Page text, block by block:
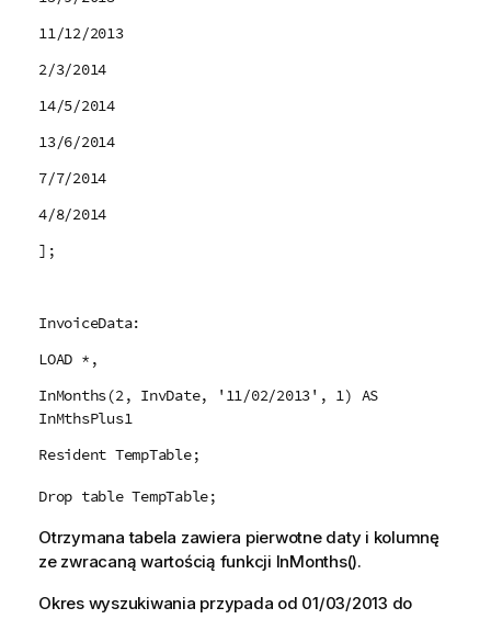
11/12/2013
2/3/2014
14/5/2014
13/6/2014
7/7/2014
4/8/2014
];
InvoiceData:
LOAD *,
InMonths(2, InvDate, '11/02/2013', 1) AS
InMthsPlus1
Resident TempTable;
Drop table TempTable;
Otrzymana tabela zawiera pierwotne daty i kolumnę
ze zwracaną wartością funkcji InMonths().
Okres wyszukiwania przypada od 01/03/2013 do